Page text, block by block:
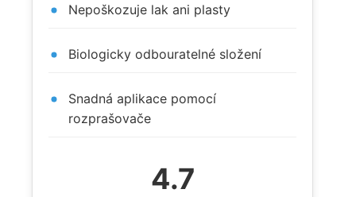
Nepoškozuje lak ani plasty
Biologicky odbouratelné složení
Snadná aplikace pomocí
rozprašovače
4.7